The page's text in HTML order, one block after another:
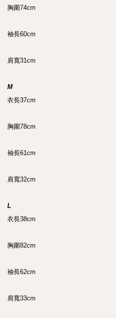
胸圍74cm
袖長60cm
肩寬31cm
M
衣長37cm
胸圍78cm
袖長61cm
肩寬32cm
L
衣長38cm
胸圍82cm
袖長62cm
肩寬33cm